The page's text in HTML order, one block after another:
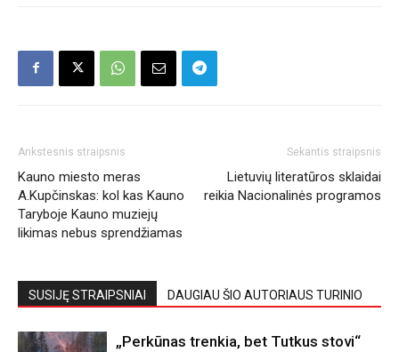
Ankstesnis straipsnis
Kauno miesto meras
A.Kupčinskas: kol kas Kauno
Taryboje Kauno muziejų
likimas nebus sprendžiamas
Sekantis straipsnis
Lietuvių literatūros sklaidai
reikia Nacionalinės programos
SUSIJĘ STRAIPSNIAI DAUGIAU ŠIO AUTORIAUS TURINIO
„Perkūnas trenkia, bet Tutkus stovi“